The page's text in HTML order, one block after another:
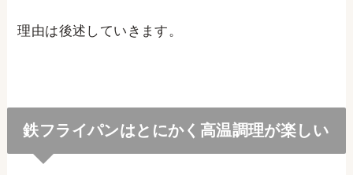
理由は後述していきます。
鉄フライパンはとにかく高温調理が楽しい